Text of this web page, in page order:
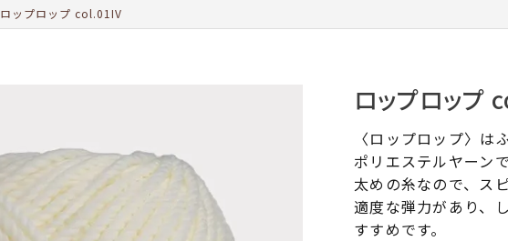
ロップロップ col.01IV
ロップロップ
〈ロップロップ〉は
ポリエステルヤーンで
太めの糸なので、ス
適度な弾力があり、
すすめです。